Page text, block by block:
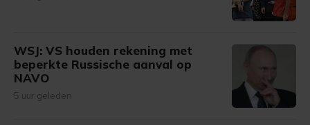
WSJ: VS houden rekening met
beperkte Russische aanval op
NAVO
5 uur geleden